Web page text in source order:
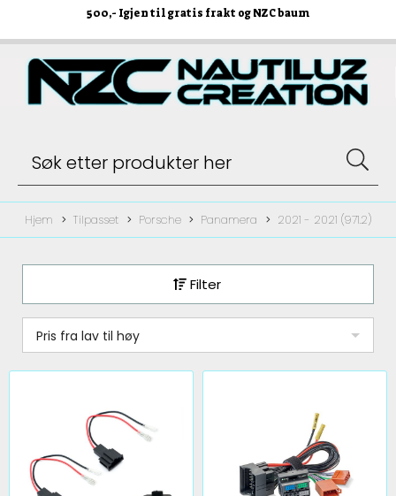
500,- Igjen til gratis frakt og NZC baum
Hjem Tilpasset Porsche Panamera 2021 - 2021 (971.2)
Filter
Pris fra lav til høy